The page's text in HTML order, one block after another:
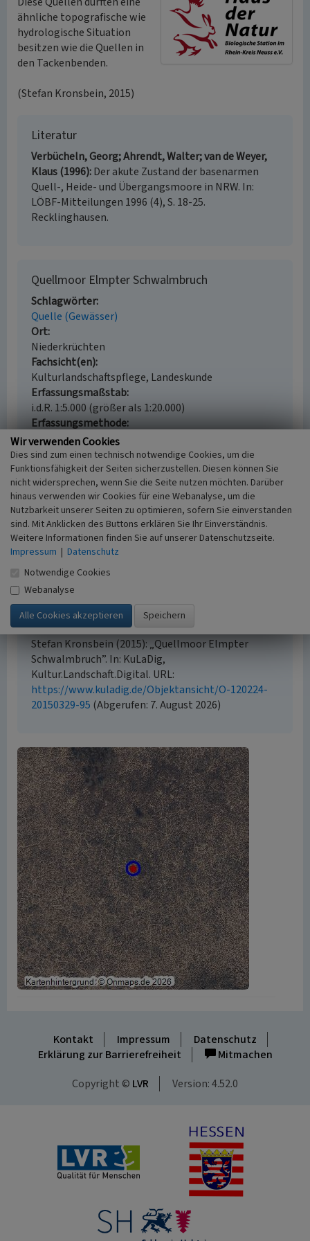
ähnliche topografische wie
hydrologische Situation
besitzen wie die Quellen in
den Tackenbenden.
(Stefan Kronsbein, 2015)
Literatur
Verbücheln, Georg; Ahrendt, Walter; van de Weyer,
Klaus (1996) Der akute Zustand der basenarmen
Quell-, Heide- und Übergangsmoore in NRW. In:
LÖBF-Mitteilungen 1996 (4), S. 18-25.
Recklinghausen.
Quellmoor Elmpter Schwalmbruch
Schlagwörter
Quelle (Gewässer)
Ort
Niederkrüchten
Fachsicht(en)
Kulturlandschaftspflege, Landeskunde
Erfassungsmaßstab
i.d.R. 1:5.000 (größer als 1:20.000)
Erfassungsmethode
Literaturauswertung, Geländebegehung/-
kartierung
Empfohlene Zitierweise
Urheberrechtlicher Hinweis
Der hier präsentierte Inhalt steht unter der freien
Lizenz CC BY 4.0 (Namensnennung). Die angezeigten
Medien unterliegen möglicherweise zusätzlichen
urheberrechtlichen Bedingungen, die an diesen
ausgewiesen sind.
Empfohlene Zitierweise
Stefan Kronsbein (2015): „Quellmoor Elmpter
Schwalmbruch”. In: KuLaDig,
Kultur.Landschaft.Digital. URL:
https://www.kuladig.de/Objektansicht/O-120224-
20150329-95 (Abgerufen: 7. August 2026)
Kontakt Impressum
Datenschutz
Erklärung zur Barrierefreiheit
Mitmachen
Copyright © LVR Version: 4.52.0
Wir verwenden Cookies
Dies sind zum einen technisch notwendige Cookies, um die
Funktionsfähigkeit der Seiten sicherzustellen. Diesen können Sie
nicht widersprechen, wenn Sie die Seite nutzen möchten. Darüber
hinaus verwenden wir Cookies für eine Webanalyse, um die
Nutzbarkeit unserer Seiten zu optimieren, sofern Sie einverstanden
sind. Mit Anklicken des Buttons erklären Sie Ihr Einverständnis.
Weitere Informationen finden Sie auf unserer Datenschutzseite.
Impressum | Datenschutz
Notwendige Cookies
Webanalyse